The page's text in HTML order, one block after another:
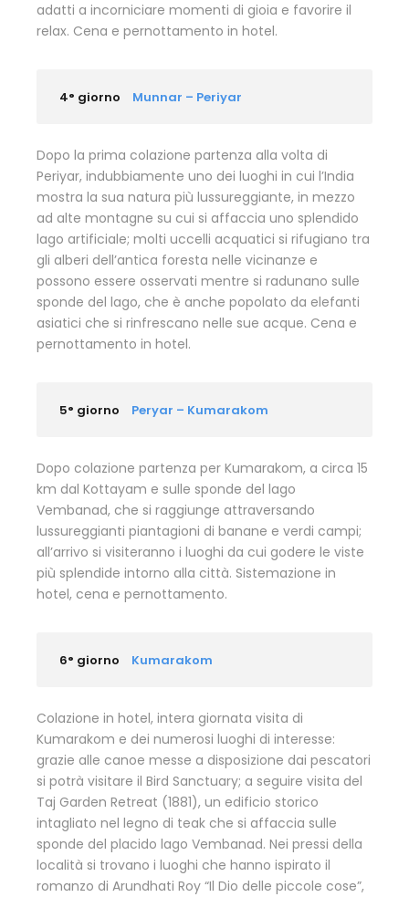
adatti a incorniciare momenti di gioia e favorire il
relax. Cena e pernottamento in hotel.
4° giorno Munnar – Periyar
Dopo la prima colazione partenza alla volta di
Periyar, indubbiamente uno dei luoghi in cui l’India
mostra la sua natura più lussureggiante, in mezzo
ad alte montagne su cui si affaccia uno splendido
lago artificiale; molti uccelli acquatici si rifugiano tra
gli alberi dell’antica foresta nelle vicinanze e
possono essere osservati mentre si radunano sulle
sponde del lago, che è anche popolato da elefanti
asiatici che si rinfrescano nelle sue acque. Cena e
pernottamento in hotel.
5° giorno Peryar – Kumarakom
Dopo colazione partenza per Kumarakom, a circa 15
km dal Kottayam e sulle sponde del lago
Vembanad, che si raggiunge attraversando
lussureggianti piantagioni di banane e verdi campi;
all’arrivo si visiteranno i luoghi da cui godere le viste
più splendide intorno alla città. Sistemazione in
hotel, cena e pernottamento.
6° giorno Kumarakom
Colazione in hotel, intera giornata visita di
Kumarakom e dei numerosi luoghi di interesse:
grazie alle canoe messe a disposizione dai pescatori
si potrà visitare il Bird Sanctuary; a seguire visita del
Taj Garden Retreat (1881), un edificio storico
intagliato nel legno di teak che si affaccia sulle
sponde del placido lago Vembanad. Nei pressi della
località si trovano i luoghi che hanno ispirato il
romanzo di Arundhati Roy “Il Dio delle piccole cose”,